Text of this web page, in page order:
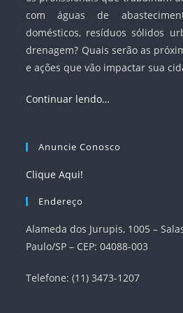
com águas de
domésticos, resíduos sólidos
drenagem? Quais serão as
e ações que vão impactar sua
Continuar lendo…
Anuncie Conosco
Clique Aqui!
Endereço
Alameda dos Jurupis, 1005 –
Paulo/SP – CEP: 04088-003
Telefone: (11) 3473-1207